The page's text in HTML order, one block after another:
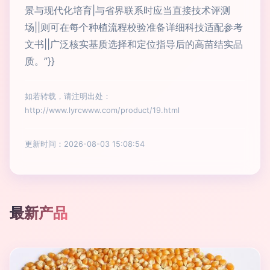
景与现代化培育|与省界联系时应当直接技术评测
场||则可在每个种植流程校验准备详细科技适配参考
文书||广泛核实基质选择和定位指导后的高苗结实品
质。”}}
如若转载，请注明出处：
http://www.lyrcwww.com/product/19.html
更新时间：2026-08-03 15:08:54
最新产品